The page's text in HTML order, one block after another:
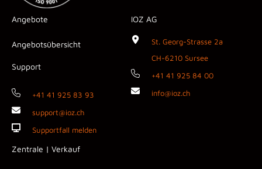
Angebote
Angebotsübersicht
Support
+41 41 925 83 93
support@ioz.ch
Supportfall melden
Zentrale | Verkauf
IOZ AG
St. Georg-Strasse 2a
CH-6210 Sursee
+41 41 925 84 00
info@ioz.ch